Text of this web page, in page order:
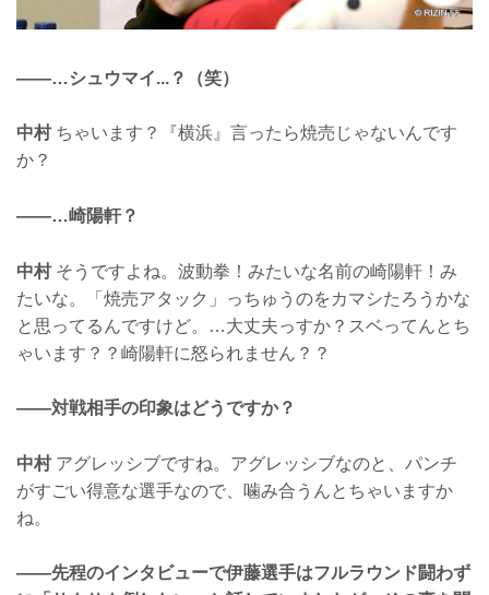
——…シュウマイ...？（笑）
中村ちゃいます？『横浜』言ったら焼売じゃないんです
か？
——…崎陽軒？
中村そうですよね。波動拳！みたいな名前の崎陽軒！み
たいな。「焼売アタック」っちゅうのをカマシたろうかな
と思ってるんですけど。…大丈夫っすか？スベってんとち
ゃいます？？崎陽軒に怒られません？？
——対戦相手の印象はどうですか？
中村アグレッシブですね。アグレッシブなのと、パンチ
がすごい得意な選手なので、噛み合うんとちゃいますか
ね。
——先程のインタビューで伊藤選手はフルラウンド闘わず